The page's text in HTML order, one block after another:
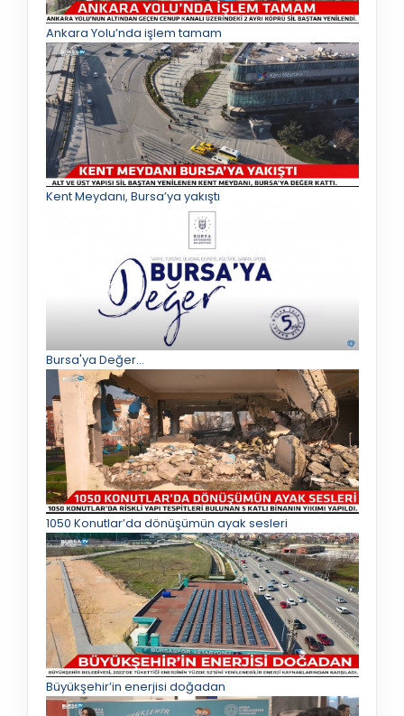
Ankara Yolu’nda işlem tamam
Kent Meydanı, Bursa’ya yakıştı
Bursa'ya Değer...
1050 Konutlar’da dönüşümün ayak sesleri
Büyükşehir’in enerjisi doğadan